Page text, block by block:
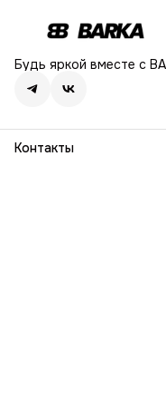
Будь яркой вместе с
Контакты